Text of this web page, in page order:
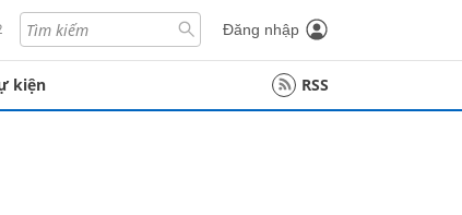
Đăng nhập
kiện RSS